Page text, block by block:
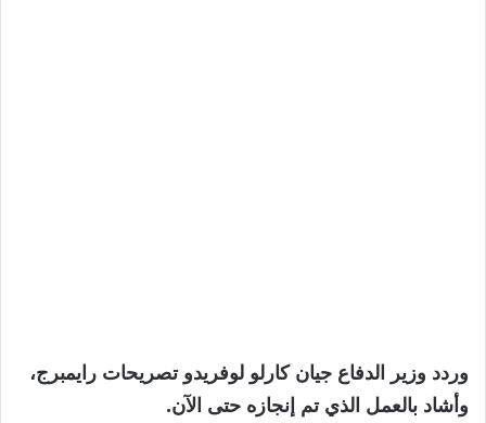
وردد وزير الدفاع جيان كارلو لوفريدو تصريحات رايمبرج،
وأشاد بالعمل الذي تم إنجازه حتى الآن.